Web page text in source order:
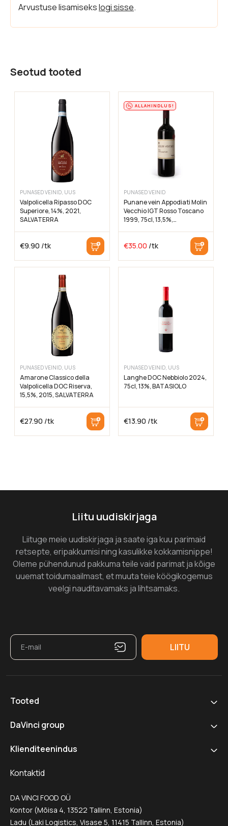
Arvustuse lisamisekslogi sisse.
Seotud tooted
PUNASED VEINID, UUS
Valpolicella Ripasso DOC
Superiore, 14%, 2021,
SALVATERRA
€9.90 /tk
ALLAHINDLUS!
PUNASED VEINID
Punane vein Appodiati Molin
Vecchio IGT Rosso Toscano
1999, 75cl, 13,5%,
€35.00 /tk
PUNASED VEINID, UUS
Amarone Classico della
Valpolicella DOC Riserva,
15,5%, 2015, SALVATERRA
€27.90 /tk
PUNASED VEINID, UUS
Langhe DOC Nebbiolo 2024,
75cl, 13%, BATASIOLO
€13.90 /tk
Liitu uudiskirjaga
Liituge meie uudiskirjaga ja saate iga kuu parimaid
retsepte, eripakkumisi ning kasulikke kokkamisnippe!
Oleme pühendunud pakkuma teile vaid parimat ja kõige
uuemat toidumaailmast, et muuta teie köögikogemus
veelgi nauditavamaks ja lihtsamaks.
Tooted
DaVinci group
Klienditeenindus
Kontaktid
DA VINCI FOOD OÜ
Kontor (Mõisa 4, 13522 Tallinn, Estonia)
Ladu (Laki Logistics, Visase 5, 11415 Tallinn, Estonia)